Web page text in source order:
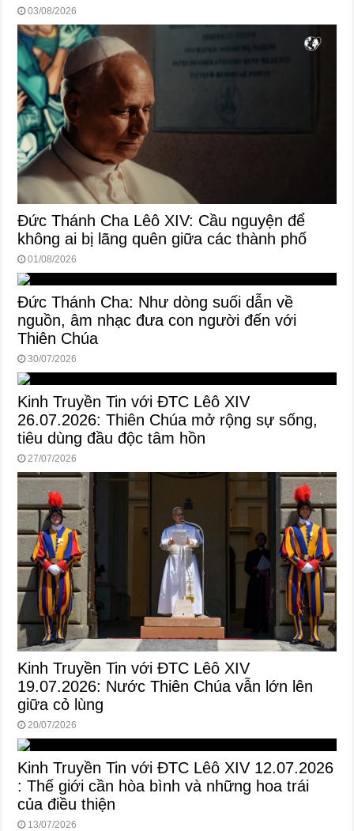
03/08/2026
Đức Thánh Cha Lêô XIV: Cầu nguyện để
không ai bị lãng quên giữa các thành phố
01/08/2026
Đức Thánh Cha: Như dòng suối dẫn về
nguồn, âm nhạc đưa con người đến với
Thiên Chúa
30/07/2026
Kinh Truyền Tin với ĐTC Lêô XIV
26.07.2026: Thiên Chúa mở rộng sự sống,
tiêu dùng đầu độc tâm hồn
27/07/2026
Kinh Truyền Tin với ĐTC Lêô XIV
19.07.2026: Nước Thiên Chúa vẫn lớn lên
giữa cỏ lùng
20/07/2026
Kinh Truyền Tin với ĐTC Lêô XIV 12.07.2026
: Thế giới cần hòa bình và những hoa trái
của điều thiện
13/07/2026